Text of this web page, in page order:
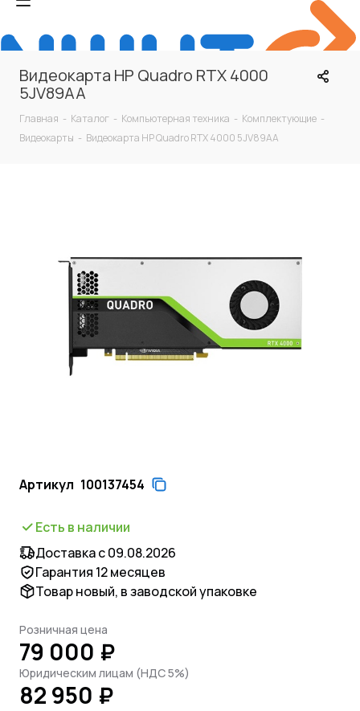
Видеокарта HP Quadro RTX 4000
5JV89AA
Главная - Каталог - Компьютерная техника - Комплектующие -
Видеокарты - Видеокарта HP Quadro RTX 4000 5JV89AA
Артикул 100137454
Есть в наличии
Доставка с 09.08.2026
Гарантия 12 месяцев
Товар новый, в заводской упаковке
Розничная цена
79 000 ₽
Юридическим лицам (НДС 5%)
82 950 ₽